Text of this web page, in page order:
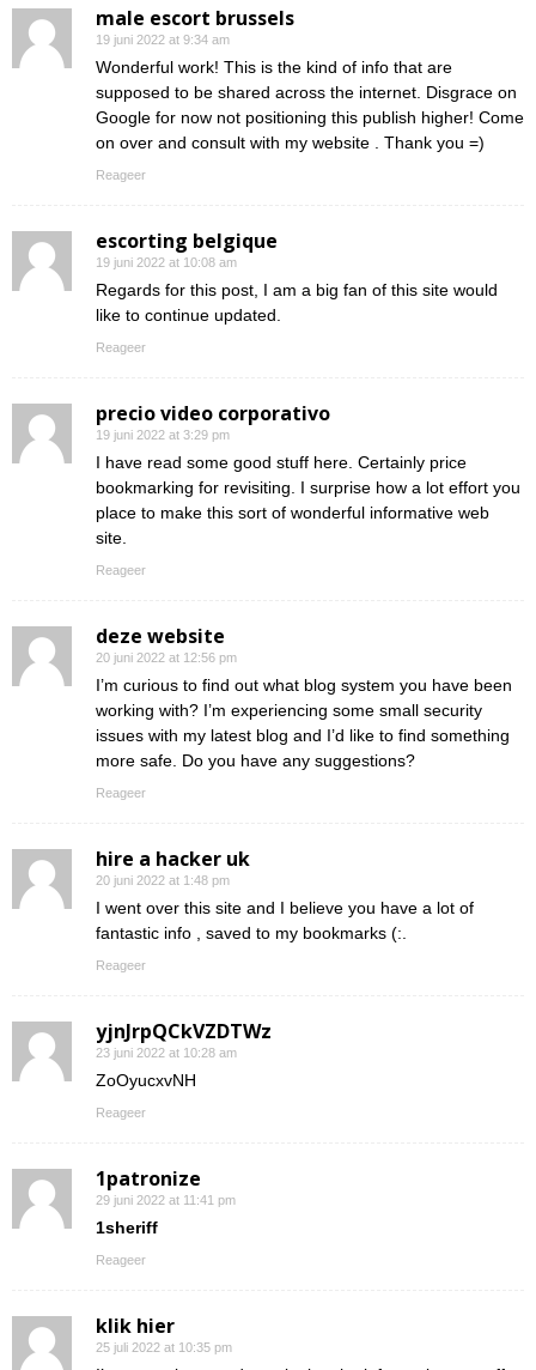
male escort brussels
19 juni 2022 at 9:34 am
Wonderful work! This is the kind of info that are
supposed to be shared across the internet. Disgrace on
Google for now not positioning this publish higher! Come
on over and consult with my website . Thank you =)
Reageer
escorting belgique
19 juni 2022 at 10:08 am
Regards for this post, I am a big fan of this site would
like to continue updated.
Reageer
precio video corporativo
19 juni 2022 at 3:29 pm
I have read some good stuff here. Certainly price
bookmarking for revisiting. I surprise how a lot effort you
place to make this sort of wonderful informative web
site.
Reageer
deze website
20 juni 2022 at 12:56 pm
I’m curious to find out what blog system you have been
working with? I’m experiencing some small security
issues with my latest blog and I’d like to find something
more safe. Do you have any suggestions?
Reageer
hire a hacker uk
20 juni 2022 at 1:48 pm
I went over this site and I believe you have a lot of
fantastic info , saved to my bookmarks (:.
Reageer
yjnJrpQCkVZDTWz
23 juni 2022 at 10:28 am
ZoOyucxvNH
Reageer
1patronize
29 juni 2022 at 11:41 pm
1sheriff
Reageer
klik hier
25 juli 2022 at 10:35 pm